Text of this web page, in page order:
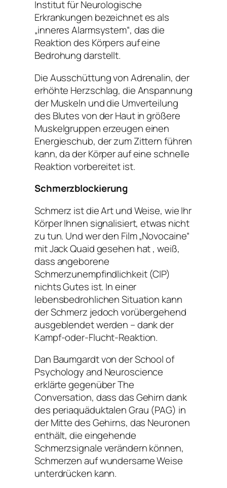
Institut für Neurologische
Erkrankungen bezeichnet es als
„inneres Alarmsystem“, das die
Reaktion des Körpers auf eine
Bedrohung darstellt.
Die Ausschüttung von Adrenalin, der
erhöhte Herzschlag, die Anspannung
der Muskeln und die Umverteilung
des Blutes von der Haut in größere
Muskelgruppen erzeugen einen
Energieschub, der zum Zittern führen
kann, da der Körper auf eine schnelle
Reaktion vorbereitet ist.
Schmerzblockierung
Schmerz ist die Art und Weise, wie Ihr
Körper Ihnen signalisiert, etwas nicht
zu tun. Und wer den Film „Novocaine“
mit Jack Quaid gesehen hat , weiß,
dass angeborene
Schmerzunempfindlichkeit (CIP)
nichts Gutes ist. In einer
lebensbedrohlichen Situation kann
der Schmerz jedoch vorübergehend
ausgeblendet werden – dank der
Kampf-oder-Flucht-Reaktion.
Dan Baumgardt von der School of
Psychology and Neuroscience
erklärte gegenüber The
Conversation, dass das Gehirn dank
des periaquäduktalen Grau (PAG) in
der Mitte des Gehirns, das Neuronen
enthält, die eingehende
Schmerzsignale verändern können,
Schmerzen auf wundersame Weise
unterdrücken kann.